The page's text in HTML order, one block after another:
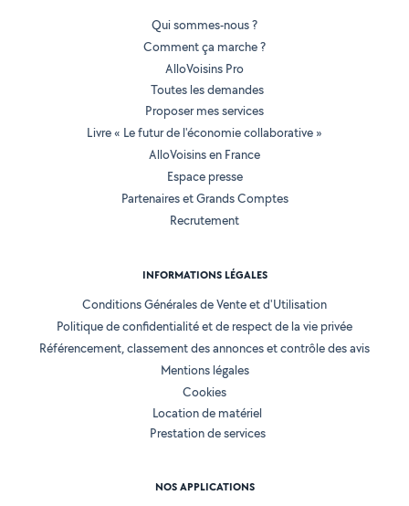
Qui sommes-nous ?
Comment ça marche ?
AlloVoisins Pro
Toutes les demandes
Proposer mes services
Livre « Le futur de l'économie collaborative »
AlloVoisins en France
Espace presse
Partenaires et Grands Comptes
Recrutement
INFORMATIONS LÉGALES
Conditions Générales de Vente et d'Utilisation
Politique de confidentialité et de respect de la vie privée
Référencement, classement des annonces et contrôle des avis
Mentions légales
Cookies
Location de matériel
Prestation de services
NOS APPLICATIONS